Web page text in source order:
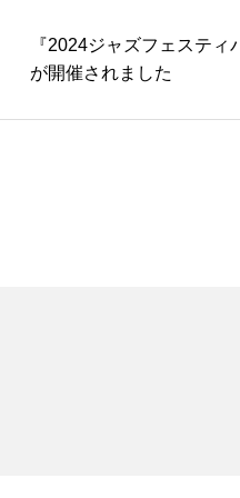
『2024ジャズフェスティ
が開催されました